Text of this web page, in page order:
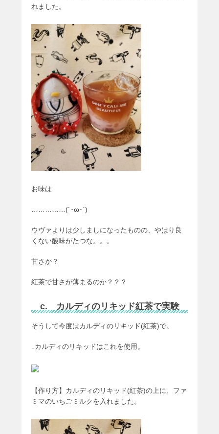
れました。
お味は
……………(´･ω･`)
ウヴァよりは少しましになったものの、やはり良
くない酸味がたつな。。。
甘さか？
紅茶で甘さが薄まるのか？？？
c. カルディのリキッド紅茶で実験
そうして今度はカルディのリキッド(紅茶)で。
↓カルディのリキッドはこれを使用。
【作り方】カルディのリキッド(紅茶)の上に、ファ
ミマのいちごミルクを入れました。